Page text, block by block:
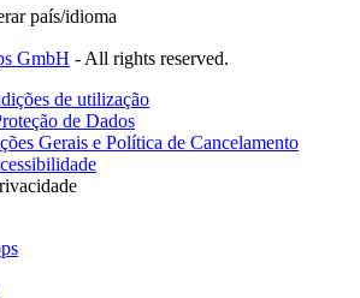
país/idioma
GmbH - All rights reserved.
de utilização
de Dados
Gerais e Política de Cancelamento